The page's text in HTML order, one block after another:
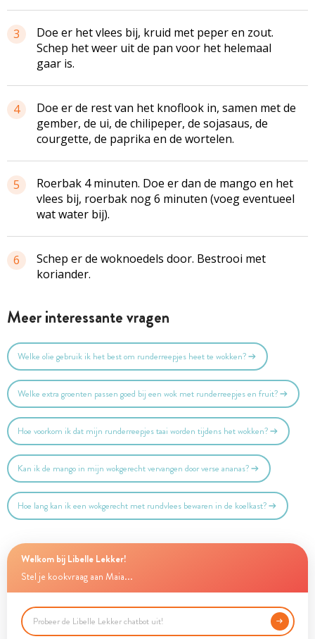
3
Doe er het vlees bij, kruid met peper en zout.
Schep het weer uit de pan voor het helemaal
gaar is.
4
Doe er de rest van het knoflook in, samen met de
gember, de ui, de chilipeper, de sojasaus, de
courgette, de paprika en de wortelen.
5
Roerbak 4 minuten. Doe er dan de mango en het
vlees bij, roerbak nog 6 minuten (voeg eventueel
wat water bij).
6
Schep er de woknoedels door. Bestrooi met
koriander.
Meer interessante vragen
Welke olie gebruik ik het best om runderreepjes heet te wokken?
Welke extra groenten passen goed bij een wok met runderreepjes en fruit?
Hoe voorkom ik dat mijn runderreepjes taai worden tijdens het wokken?
Kan ik de mango in mijn wokgerecht vervangen door verse ananas?
Hoe lang kan ik een wokgerecht met rundvlees bewaren in de koelkast?
Welkom bij Libelle Lekker!
Stel je kookvraag aan Maia...